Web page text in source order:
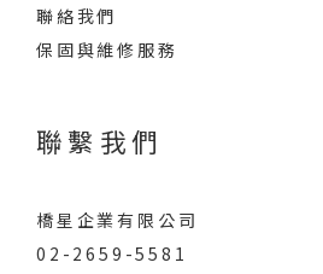
聯絡我們
保固與維修服務
聯繫我們
橋星企業有限公司
02-2659-5581